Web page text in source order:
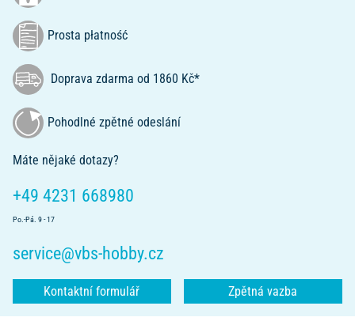
Prosta płatność
Doprava zdarma od 1860 Kč*
Pohodlné zpětné odeslání
Máte nějaké dotazy?
+49 4231 668980
Po.-Pá. 9 - 17
service@vbs-hobby.cz
Kontaktní formulář Zpětná vazba